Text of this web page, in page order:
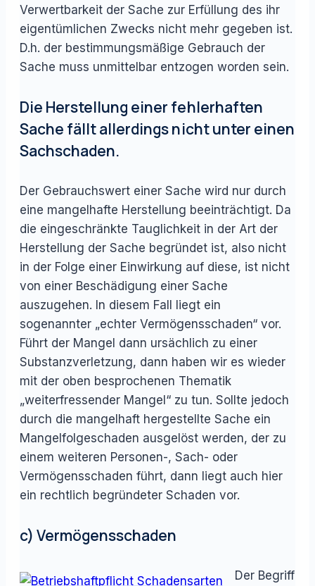
Verwertbarkeit der Sache zur Erfüllung des ihr
eigentümlichen Zwecks nicht mehr gegeben ist.
D.h. der bestimmungsmäßige Gebrauch der
Sache muss unmittelbar entzogen worden sein.
Die Herstellung einer fehlerhaften
Sache fällt allerdings nicht unter einen
Sachschaden.
Der Gebrauchswert einer Sache wird nur durch
eine mangelhafte Herstellung beeinträchtigt. Da
die eingeschränkte Tauglichkeit in der Art der
Herstellung der Sache begründet ist, also nicht
in der Folge einer Einwirkung auf diese, ist nicht
von einer Beschädigung einer Sache
auszugehen. In diesem Fall liegt ein
sogenannter „echter Vermögensschaden“ vor.
Führt der Mangel dann ursächlich zu einer
Substanzverletzung, dann haben wir es wieder
mit der oben besprochenen Thematik
„weiterfressender Mangel“ zu tun. Sollte jedoch
durch die mangelhaft hergestellte Sache ein
Mangelfolgeschaden ausgelöst werden, der zu
einem weiteren Personen-, Sach- oder
Vermögensschaden führt, dann liegt auch hier
ein rechtlich begründeter Schaden vor.
c) Vermögensschaden
Der Begriff